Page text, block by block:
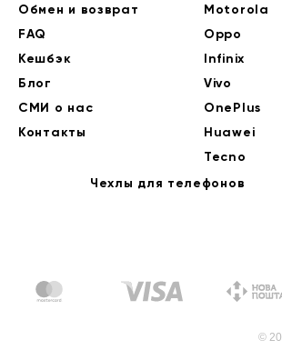
Обмен и возврат
FAQ
Кешбэк
Блог
СМИ о нас
Контакты
Motorola
Oppo
Infinix
Vivo
OnePlus
Huawei
Tecno
Чехлы для телефонов
©